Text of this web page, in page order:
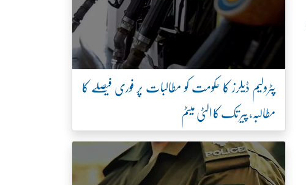
پٹرولیم ڈیلرز کا حکومت کو مطالبات پر فوری فیصلے کا
مطالبہ، پیر تک کا الٹی میٹم